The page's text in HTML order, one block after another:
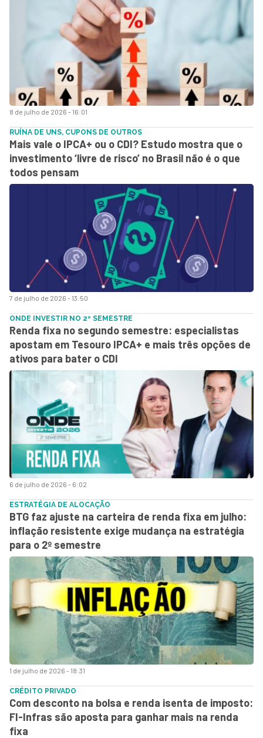
8 de julho de 2026 - 16:01
7 de julho de 2026 - 13:50
RUÍNA DE UNS, CUPONS DE OUTROS
Mais vale o IPCA+ ou o CDI? Estudo mostra que o
investimento ‘livre de risco’ no Brasil não é o que
todos pensam
6 de julho de 2026 - 6:02
ONDE INVESTIR NO 2º SEMESTRE
Renda fixa no segundo semestre: especialistas
apostam em Tesouro IPCA+ e mais três opções de
ativos para bater o CDI
1 de julho de 2026 - 18:31
ESTRATÉGIA DE ALOCAÇÃO
BTG faz ajuste na carteira de renda fixa em julho:
inflação resistente exige mudança na estratégia
para o 2º semestre
CRÉDITO PRIVADO
Com desconto na bolsa e renda isenta de imposto:
FI-Infras são aposta para ganhar mais na renda
fixa